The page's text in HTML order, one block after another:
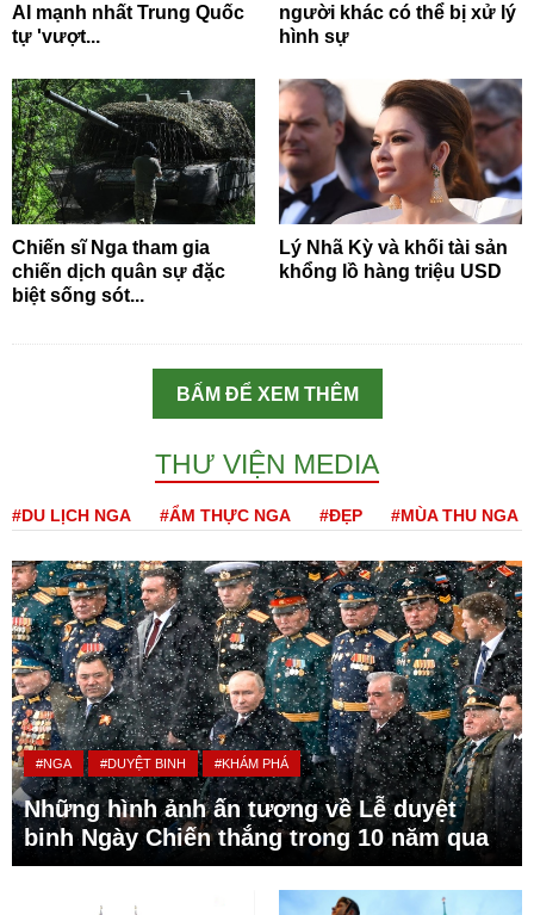
AI mạnh nhất Trung Quốc
tự 'vượt...
người khác có thể bị xử lý
hình sự
Chiến sĩ Nga tham gia
chiến dịch quân sự đặc
biệt sống sót...
Lý Nhã Kỳ và khối tài sản
khổng lồ hàng triệu USD
BẤM ĐỂ XEM THÊM
THƯ VIỆN MEDIA
#DU LỊCH NGA #ẨM THỰC NGA #ĐẸP #MÙA THU NGA
#NGA #DUYỆT BINH #KHÁM PHÁ
Những hình ảnh ấn tượng về Lễ duyệt
binh Ngày Chiến thắng trong 10 năm qua